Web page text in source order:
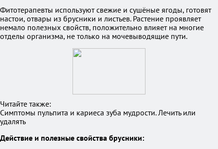
Фитотерапевты используют свежие и сушёные ягоды, готовят
настои, отвары из брусники и листьев. Растение проявляет
немало полезных свойств, положительно влияет на многие
отделы организма, не только на мочевыводящие пути.
Читайте также:
Симптомы пульпита и кариеса зуба мудрости. Лечить или
удалять
Действие и полезные свойства брусники: